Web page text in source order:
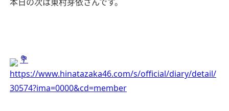
💐
https://www.hinatazaka46.com/s/official/diary/detail/
30574?ima=0000&cd=member